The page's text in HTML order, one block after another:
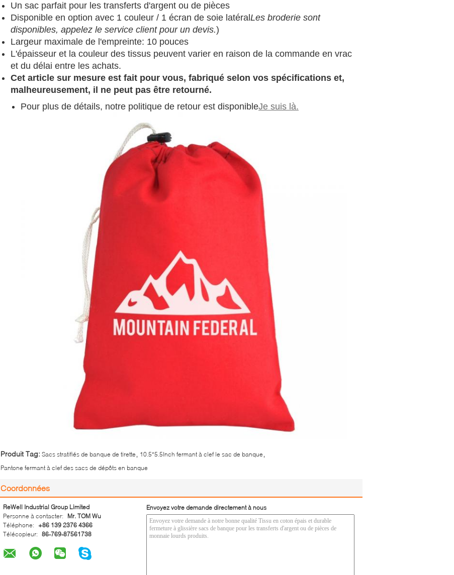
Un sac parfait pour les transferts d'argent ou de pièces
Disponible en option avec 1 couleur / 1 écran de soie latéral Les broderie sont
disponibles, appelez le service client pour un devis.)
Largeur maximale de l'empreinte: 10 pouces
L'épaisseur et la couleur des tissus peuvent varier en raison de la commande en vrac
et du délai entre les achats.
Cet article sur mesure est fait pour vous, fabriqué selon vos spécifications et,
malheureusement, il ne peut pas être retourné.
Pour plus de détails, notre politique de retour est disponibleJe suis là.
Produit Tag: Sacs stratifiés de banque de tirette 10.5*5.5Inch fermant à clef le sac de banque
Pantone fermant à clef des sacs de dépôts en banque
Coordonnées
ReWell Industrial Group Limited
Personne à contacter:
Mr. TOM Wu
Téléphone:
+86 139 2376 4366
Télécopieur: 86-769-87561738
Envoyez votre demande directement à nous